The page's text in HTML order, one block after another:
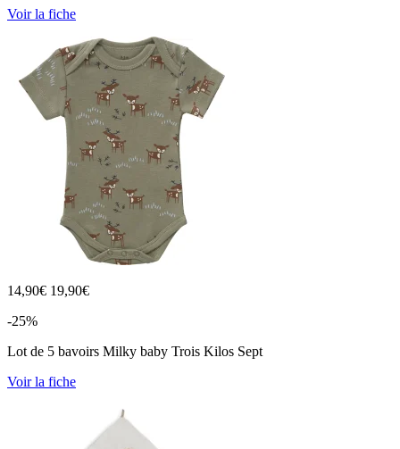
Voir la fiche
14,90€ 19,90€
-25%
Lot de 5 bavoirs Milky baby Trois Kilos Sept
Voir la fiche